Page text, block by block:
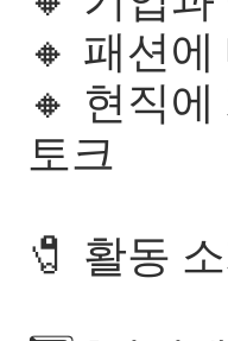
🔸 패션
🔸 현직
토크
🧷 활동